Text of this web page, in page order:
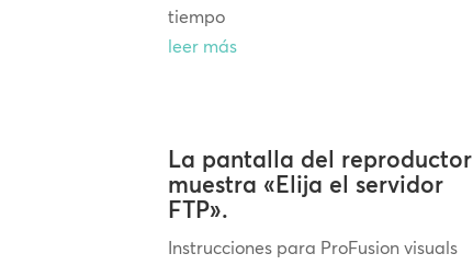
tiempo
leer más
La pantalla del reproductor
muestra «Elija el servidor
FTP».
Instrucciones para ProFusion visuals